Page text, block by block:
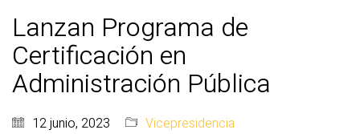
Lanzan Programa de
Certificación en
Administración Pública
12 junio, 2023 Vicepresidencia